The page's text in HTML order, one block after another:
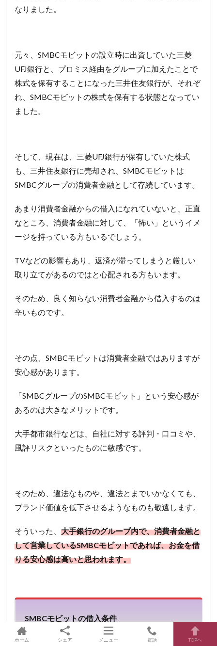
なりました。
元々、SMBCモビットの設立時に出資していた三菱
UFJ銀行と、プロミス経由をグループに加えたことで
株式を保有することになった三井住友銀行が、それぞ
れ、SMBCモビットの株式を保有する状態となってい
ました。
そして、現在は、三菱UFJ銀行が保有していた株式
も、三井住友銀行に売却され、SMBCモビットは
SMBCグループの消費者金融として存続しています。
あまり消費者金融からの借入になれていないと、正直
なところ、消費者金融に対して、「怖い」というイメ
ージを持っている方もいるでしょう。
TVなどの影響もあり、返済が滞ってしまうと厳しい
取り立てがあるのではと心配される方もいます。
そのため、良く知らない消費者金融から借入するのは
辛いものです。
その点、SMBCモビットは消費者金融ではありますが
安心感があります。
「SMBCグループのSMBCモビット」という安心感が
あるのは大きなメリットです。
大手都市銀行などは、自社に対する評判・口コミや、
風評リスクといったものに敏感です。
そのため、違法なものや、違法とまでいかなくても、
ブランド価値を低下させるようなものも敬遠します。
そういった、 大手銀行のグループ内で、消費者金融と
して営業しているSMBCモビットであれば、お金を借
りる安心感は高いと思われます。
SMBCモビットの借入条件
ホーム シェア メニュー 電話 TOPへ